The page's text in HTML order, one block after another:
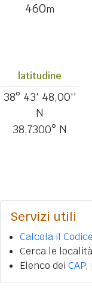
460m
latitudine
38° 43' 48,00''
N
38,7300° N
Servizi utili
Calcola il
Cerca le
Elenco dei CAP,